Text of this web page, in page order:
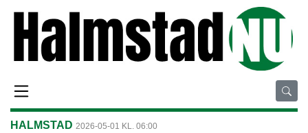
HALMSTAD 2026-05-01 KL. 06:00